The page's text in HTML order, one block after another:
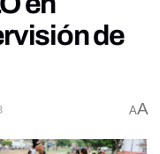
de
AA